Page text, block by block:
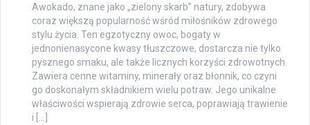
Awokado, znane jako „zielony skarb” natury, zdobywa
coraz większą popularność wśród miłośników zdrowego
stylu życia. Ten egzotyczny owoc, bogaty w
jednonienasycone kwasy tłuszczowe, dostarcza nie tylko
pysznego smaku, ale także licznych korzyści zdrowotnych.
Zawiera cenne witaminy, minerały oraz błonnik, co czyni
go doskonałym składnikiem wielu potraw. Jego unikalne
właściwości wspierają zdrowie serca, poprawiają trawienie
i […]